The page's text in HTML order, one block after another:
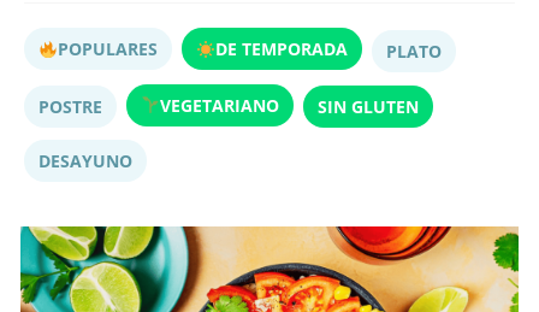
POPULARES DE TEMPORADA PLATO
POSTRE VEGETARIANO SIN GLUTEN
DESAYUNO